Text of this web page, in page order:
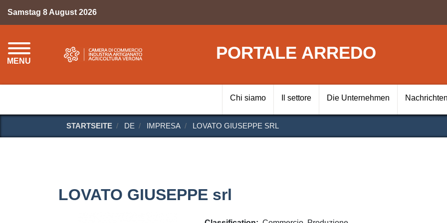
Samstag 8 August 2026
PORTALE ARREDO
MENU
Navigazione
Chi siamo Il settore Die Unternehmen Nachrichten
STARTSEITE DE IMPRESA LOVATO GIUSEPPE SRL
LOVATO GIUSEPPE srl